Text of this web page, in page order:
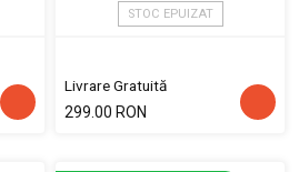
STOC EPUIZAT
Livrare Gratuită
299.00 RON